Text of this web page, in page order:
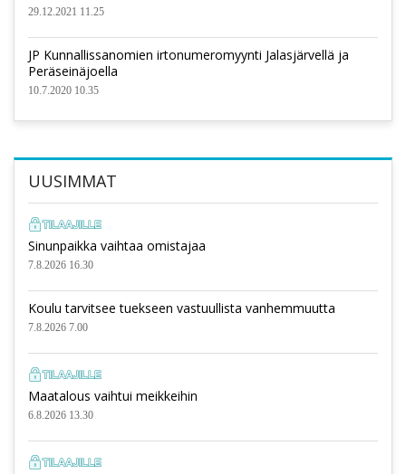
29.12.2021 11.25
JP Kunnallissanomien irtonumeromyynti Jalasjärvellä ja
Peräseinäjoella
10.7.2020 10.35
UUSIMMAT
Sinunpaikka vaihtaa omistajaa
7.8.2026 16.30
Koulu tarvitsee tuekseen vastuullista vanhemmuutta
7.8.2026 7.00
Maatalous vaihtui meikkeihin
6.8.2026 13.30